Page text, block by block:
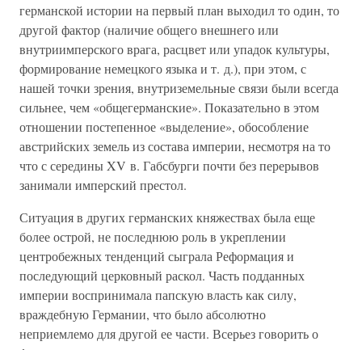
германской истории на первый план выходил то один, то
другой фактор (наличие общего внешнего или
внутриимперского врага, расцвет или упадок культуры,
формирование немецкого языка и т. д.), при этом, с
нашей точки зрения, внутриземельные связи были всегда
сильнее, чем «общегерманские». Показательно в этом
отношении постепенное «выделение», обособление
австрийских земель из состава империи, несмотря на то
что с середины XV в. Габсбурги почти без перерывов
занимали имперский престол.
Ситуация в других германских княжествах была еще
более острой, не последнюю роль в укреплении
центробежных тенденций сыграла Реформация и
последующий церковный раскол. Часть подданных
империи воспринимала папскую власть как силу,
враждебную Германии, что было абсолютно
неприемлемо для другой ее части. Всерьез говорить о